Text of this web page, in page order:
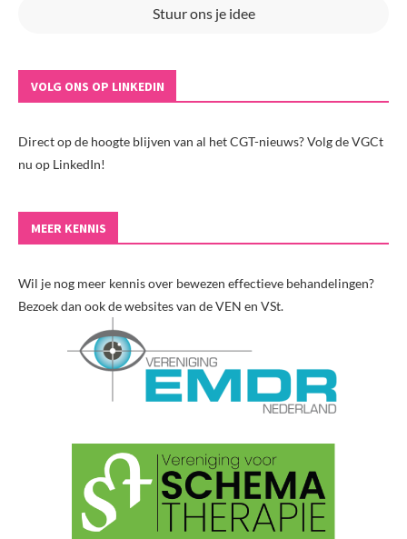
Stuur ons je idee
VOLG ONS OP LINKEDIN
Direct op de hoogte blijven van al het CGT-nieuws? Volg de VGCt
nu op LinkedIn!
MEER KENNIS
Wil je nog meer kennis over bewezen effectieve behandelingen?
Bezoek dan ook de websites van de VEN en VSt.